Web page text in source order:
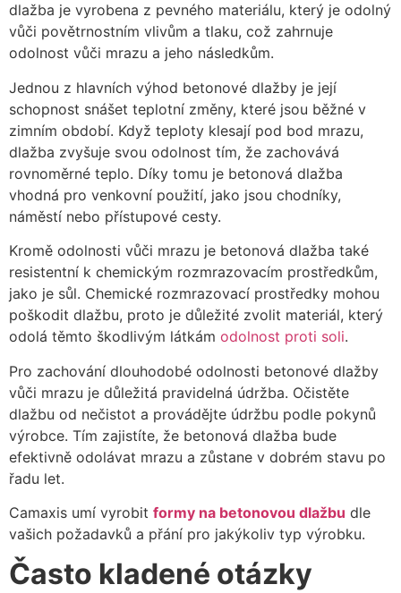
dlažba je vyrobena z pevného materiálu, který je odolný
vůči povětrnostním vlivům a tlaku, což zahrnuje
odolnost vůči mrazu a jeho následkům.
Jednou z hlavních výhod betonové dlažby je její
schopnost snášet teplotní změny, které jsou běžné v
zimním období. Když teploty klesají pod bod mrazu,
dlažba zvyšuje svou odolnost tím, že zachovává
rovnoměrné teplo. Díky tomu je betonová dlažba
vhodná pro venkovní použití, jako jsou chodníky,
náměstí nebo přístupové cesty.
Kromě odolnosti vůči mrazu je betonová dlažba také
resistentní k chemickým rozmrazovacím prostředkům,
jako je sůl. Chemické rozmrazovací prostředky mohou
poškodit dlažbu, proto je důležité zvolit materiál, který
odolá těmto škodlivým látkám odolnost proti soli.
Pro zachování dlouhodobé odolnosti betonové dlažby
vůči mrazu je důležitá pravidelná údržba. Očistěte
dlažbu od nečistot a provádějte údržbu podle pokynů
výrobce. Tím zajistíte, že betonová dlažba bude
efektivně odolávat mrazu a zůstane v dobrém stavu po
řadu let.
Camaxis umí vyrobit formy na betonovou dlažbu dle
vašich požadavků a přání pro jakýkoliv typ výrobku.
Často kladené otázky